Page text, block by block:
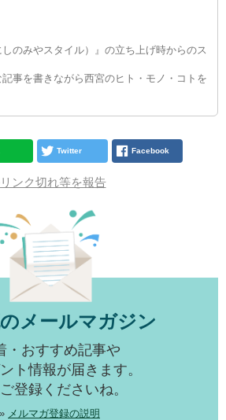
しのみやスタイル）』の立ち上げ時からのス
記事を書きながら西宮のヒト・モノ・コトを
Twitter Facebook
リンク切れ等を報告
メールマガジン
・おすすめ記事や
ト情報が届きます。
登録くださいね。
» メルマガ登録の説明